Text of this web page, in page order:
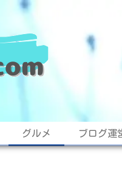
グルメ ブログ運